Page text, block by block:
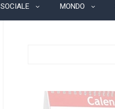
SOCIALE MONDO